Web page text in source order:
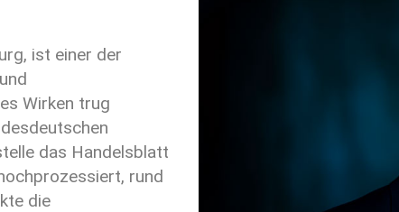
ist einer der
Wirken trug
das Handelsblatt
rund
die